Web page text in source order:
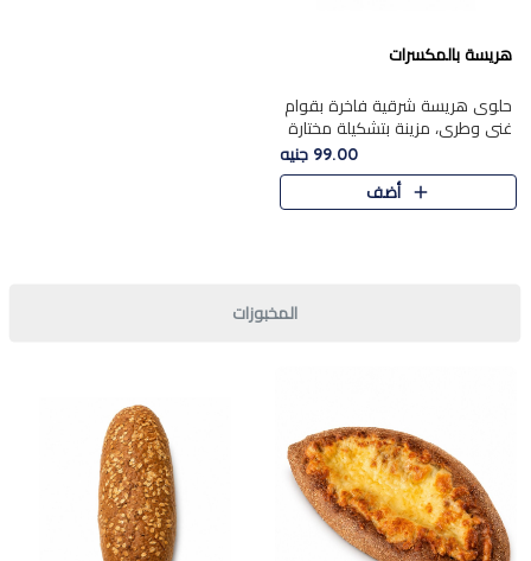
هريسة بالمكسرات
حلوى هريسة شرقية فاخرة بقوام
غني وطري، مزينة بتشكيلة مختارة
من المكسرات الفاخرة التي تضيف
قرمشة مميزة ونكهة غنية في كل
قطعة. تجمع بين المذاق..
99.00 جنيه
أضف
المخبوزات